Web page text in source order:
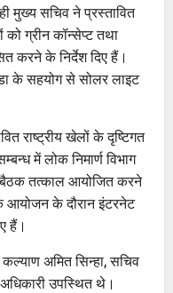
मुख्य सचिव ने प्रस्तावित
ग्रीन कॉन्सेप्ट तथा
करने के निर्देश दिए हैं।
के सहयोग से सोलर लाइट
राष्ट्रीय खेलों के दृष्टिगत
में लोक निमार्ण विभाग
बैठक तत्काल आयोजित करने
आयोजन के दौरान इंटरनेट
हैं।
अमित सिन्हा, सचिव
उपस्थित थे।